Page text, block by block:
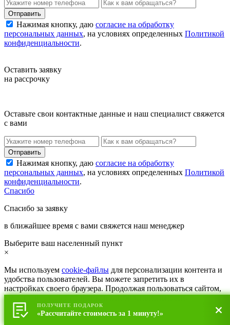
Нажимая кнопку, даю согласие на обработку
персональных данных, на условиях определенных Политикой
конфиденциальности.
Оставить заявку
на рассрочку
Оставьте свои контактные данные и наш специалист свяжется
с вами
Нажимая кнопку, даю согласие на обработку
персональных данных, на условиях определенных Политикой
конфиденциальности.
Спасибо
Спасибо за заявку
в ближайшее время с вами свяжется наш менеджер
ПОЛУЧИТЕ ПОДАРОК
«Рассчитайте стоимость за 1 минуту!»
Выберите ваш населенный пункт
×
Мы используем cookie-файлы для персонализации контента и
удобства пользователей. Вы можете запретить их в
настройках своего браузера. Продолжая пользоваться сайтом,
вы соглашаетесь сполитикой конфиденциальности.
Принять